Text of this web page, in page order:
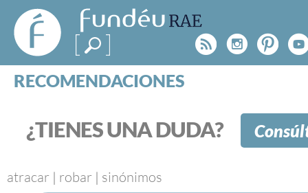
FundéuRAE
- Fundación
del Español
Urgente
Rss
RECOMENDACIONES
CATEGORÍAS
ESPECIALES
BLOG
NOTICIAS
¿TIENES UNA DUDA?
atracar | robar | sinónimos